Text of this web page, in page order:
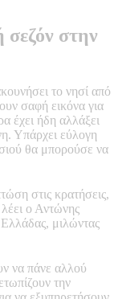
σεζόν στην
το νησί από
σαφή εικόνα για
έχει ήδη αλλάξει
Υπάρχει εύλογη
θα μπορούσε να
στις κρατήσεις,
ο Αντώνης
μιλώντας
να πάνε αλλού
την